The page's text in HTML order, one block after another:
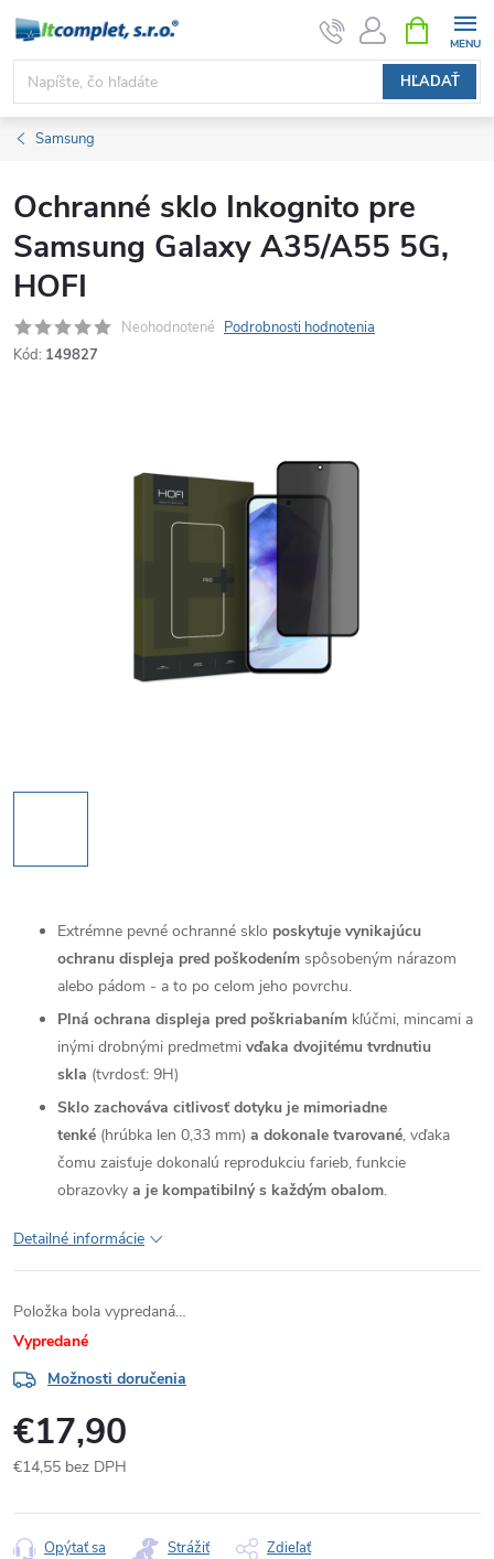
Prejsť
obsah
HĽADAŤ
KOŠÍK
Samsung
Ochranné sklo Inkognito pre
Samsung Galaxy A35/A55 5G,
HOFI
Neohodnotené Podrobnosti hodnotenia
Kód: 149827
Extrémne pevné ochranné sklo poskytuje vynikajúcu
ochranu displeja pred poškodením spôsobeným nárazom
alebo pádom - a to po celom jeho povrchu.
Plná ochrana displeja pred poškriabaním kľúčmi, mincami a
inými drobnými predmetmi vďaka dvojitému tvrdnutiu
skla (tvrdosť: 9H)
Sklo zachováva citlivosť dotyku je mimoriadne
tenké (hrúbka len 0,33 mm) a dokonale tvarované, vďaka
čomu zaisťuje dokonalú reprodukciu farieb, funkcie
obrazovky a je kompatibilný s každým obalom.
Detailné informácie
Položka bola vypredaná…
Vypredané
Možnosti doručenia
€17,90
€14,55 bez DPH
cena:
Opýtať sa Strážiť Zdieľať